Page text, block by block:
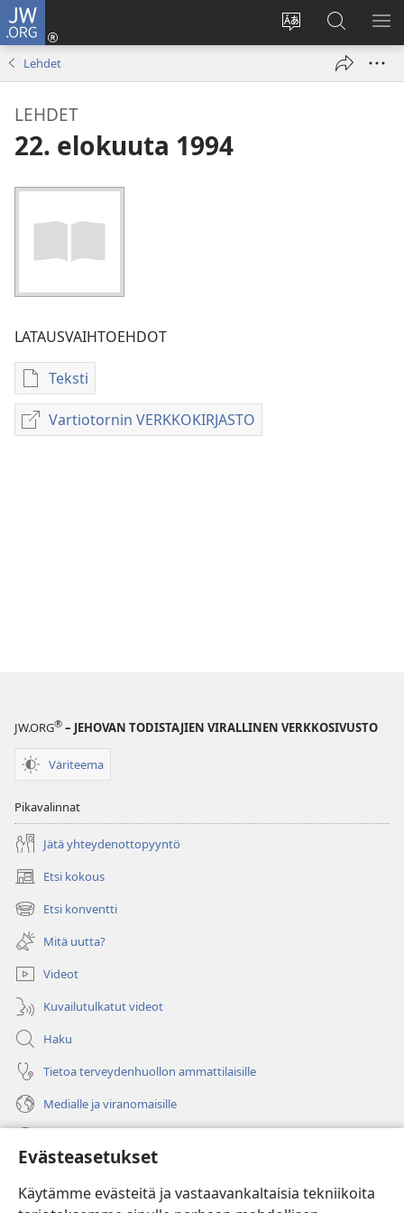
Evästeasetukset
Käytämme evästeitä ja vastaavankaltaisia tekniikoita
JW.ORG
Vaihda
sivuston
Kirjaudu
(avaa
Hae
JW.ORG-
sivustolta
Lehdet
LEHDET
22. elokuuta 1994
LATAUSVAIHTOEHDOT
Teksti
Julkaisujen
latausvaihtoehdot
LEHDET
Vartiotornin VERKKOKIRJASTO
Vartiotornin
JW.ORG® – JEHOVAN TODISTAJIEN VIRALLINEN VERKKOSIVUSTO
Väriteema
Pikavalinnat
Jätä yhteydenottopyyntö
Etsi kokous
(avaa
uuden
ikkunan)
Etsi konventti
(avaa
uuden
ikkunan)
Mitä uutta?
Videot
Kuvailutulkatut videot
Haku
Tietoa terveydenhuollon ammattilaisille
Medialle ja viranomaisille
(avaa
uuden